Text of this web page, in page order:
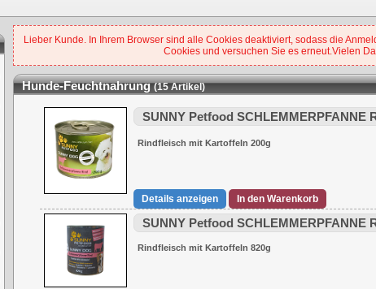
Lieber Kunde. In Ihrem Browser sind alle Cookies deaktiviert, sodass die
Cookies und versuchen Sie es erneut.Vielen
Hunde-Feuchtnahrung(15 Artikel)
SUNNY Petfood SCHLEMMERPFANNE
Rindfleisch mit Kartoffeln 200g
Details anzeigen In den Warenkorb
SUNNY Petfood SCHLEMMERPFANNE
Rindfleisch mit Kartoffeln 820g